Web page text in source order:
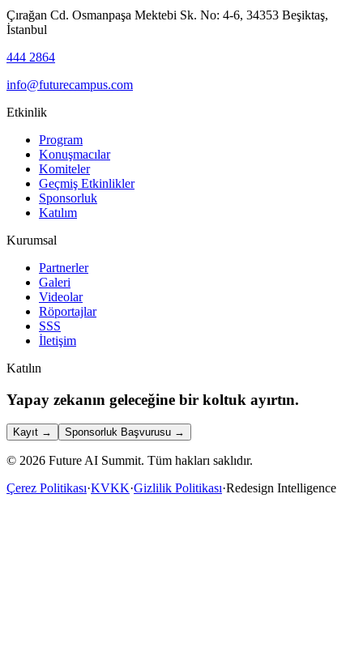
Çırağan Cd. Osmanpaşa Mektebi Sk. No: 4-6, 34353 Beşiktaş,
İstanbul
444 2864
info@futurecampus.com
Etkinlik
Program
Konuşmacılar
Komiteler
Geçmiş Etkinlikler
Sponsorluk
Katılım
Kurumsal
Partnerler
Galeri
Videolar
Röportajlar
SSS
İletişim
Katılın
Yapay zekanın geleceğine bir koltuk ayırtın.
Kayıt → Sponsorluk Başvurusu →
© 2026 Future AI Summit. Tüm hakları saklıdır.
Çerez Politikası·KVKK·Gizlilik Politikası·Redesign Intelligence